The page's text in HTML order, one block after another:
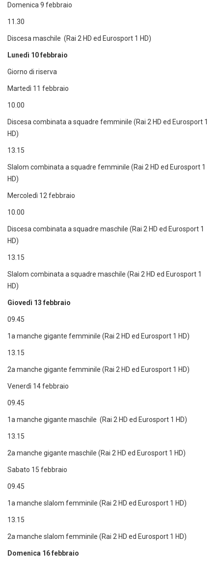
Domenica 9 febbraio
11.30
Discesa maschile (Rai 2 HD ed Eurosport 1 HD)
Lunedì 10 febbraio
Giorno di riserva
Martedì 11 febbraio
10.00
Discesa combinata a squadre femminile (Rai 2 HD ed Eurosport 1
HD)
13.15
Slalom combinata a squadre femminile (Rai 2 HD ed Eurosport 1
HD)
Mercoledì 12 febbraio
10.00
Discesa combinata a squadre maschile (Rai 2 HD ed Eurosport 1
HD)
13.15
Slalom combinata a squadre maschile (Rai 2 HD ed Eurosport 1
HD)
Giovedì 13 febbraio
09.45
1a manche gigante femminile (Rai 2 HD ed Eurosport 1 HD)
13.15
2a manche gigante femminile (Rai 2 HD ed Eurosport 1 HD)
Venerdì 14 febbraio
09.45
1a manche gigante maschile (Rai 2 HD ed Eurosport 1 HD)
13.15
2a manche gigante maschile (Rai 2 HD ed Eurosport 1 HD)
Sabato 15 febbraio
09.45
1a manche slalom femminile (Rai 2 HD ed Eurosport 1 HD)
13.15
2a manche slalom femminile (Rai 2 HD ed Eurosport 1 HD)
Domenica 16 febbraio